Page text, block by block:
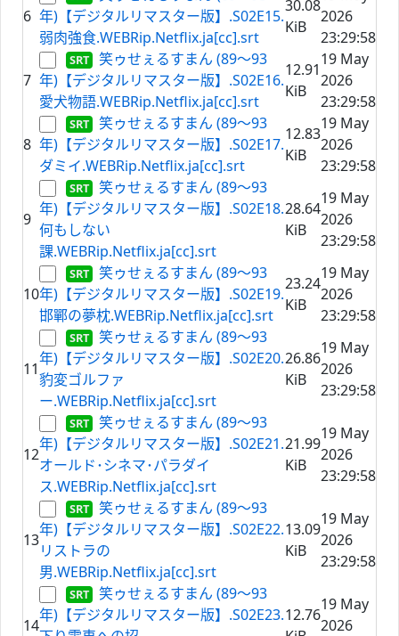
6 年)【デジタルリマスター版】.S02E15.
弱肉強食.WEBRip.Netflix.ja[cc].srt
30.08
KiB
2026
23:29:58
7
笑ゥせぇるすまん (89～93
年)【デジタルリマスター版】.S02E16.
愛犬物語.WEBRip.Netflix.ja[cc].srt
12.91
KiB
19 May
2026
23:29:58
8
笑ゥせぇるすまん (89～93
年)【デジタルリマスター版】.S02E17.
ダミイ.WEBRip.Netflix.ja[cc].srt
12.83
KiB
19 May
2026
23:29:58
9
笑ゥせぇるすまん (89～93
年)【デジタルリマスター版】.S02E18.
何もしない
課.WEBRip.Netflix.ja[cc].srt
28.64
KiB
19 May
2026
23:29:58
10
笑ゥせぇるすまん (89～93
年)【デジタルリマスター版】.S02E19.
邯鄲の夢枕.WEBRip.Netflix.ja[cc].srt
23.24
KiB
19 May
2026
23:29:58
11
笑ゥせぇるすまん (89～93
年)【デジタルリマスター版】.S02E20.
豹変ゴルファ
ー.WEBRip.Netflix.ja[cc].srt
26.86
KiB
19 May
2026
23:29:58
12
笑ゥせぇるすまん (89～93
年)【デジタルリマスター版】.S02E21.
オールド･シネマ･パラダイ
ス.WEBRip.Netflix.ja[cc].srt
21.99
KiB
19 May
2026
23:29:58
13
笑ゥせぇるすまん (89～93
年)【デジタルリマスター版】.S02E22.
リストラの
男.WEBRip.Netflix.ja[cc].srt
13.09
KiB
19 May
2026
23:29:58
14
笑ゥせぇるすまん (89～93
年)【デジタルリマスター版】.S02E23.12.76
19 May
2026